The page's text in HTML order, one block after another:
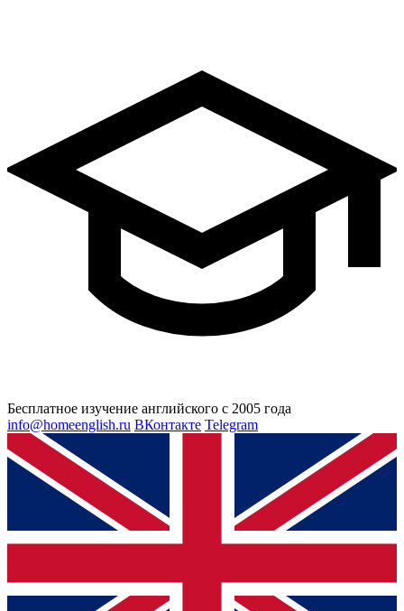
Бесплатное изучение английского с 2005 года
info@homeenglish.ru ВКонтакте Telegram